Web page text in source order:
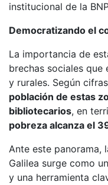
institucional de la
Democratizando el
La importancia de
brechas sociales que
y rurales. Según
población de estas
bibliotecarios, en
pobreza alcanza el
Ante este panorama,
Galilea surge como
y una herramienta